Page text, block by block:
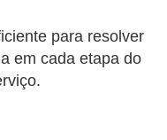
para resolver
em cada etapa do